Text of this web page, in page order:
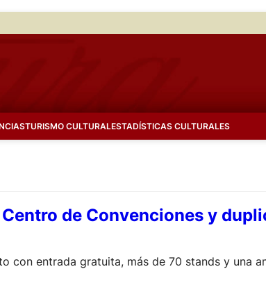
TURISMO CULTURALESTADÍSTICAS CULTURALES
de Convenciones y
con entrada gratuita, más de 70 stands y una